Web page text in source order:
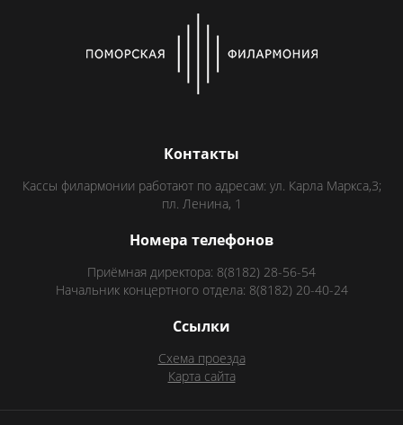
Контакты
Кассы филармонии работают по адресам: ул. Карла Маркса,3;
пл. Ленина, 1
Номера телефонов
Приёмная директора: 8(8182) 28-56-54
Начальник концертного отдела: 8(8182) 20-40-24
Ссылки
Схема проезда
Карта сайта